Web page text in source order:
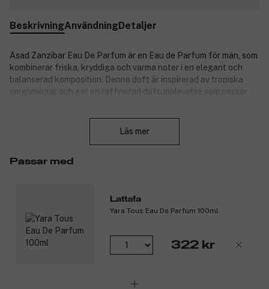
BeskrivningAnvändningDetaljer
Asad Zanzibar Eau De Parfum är en Eau de Parfum för män, som
kombinerar friska, kryddiga och varma noter i en elegant och
balanserad komposition. Denna doft är inspirerad av tropiska
omgivningar och ger en raffinerad doftupplevelse som passar
svartpeppar. I hjärtat utvecklas en unik sammansättning av
som lägger sig sensuellt och varaktigt mot huden.
Toppnoter: Lavendel och svartpeppar.
Hjärtnoter: Kokosvatten, iris och salt.
Basnoter: Vanilj och rökelse.
Läs mer
Passar med
Lattafa
Yara Tous Eau De Parfum 100ml
322 kr